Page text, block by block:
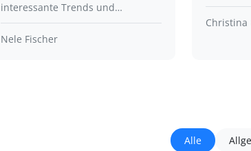
interessante Trends und…
Nele Fischer
Christina
Alle